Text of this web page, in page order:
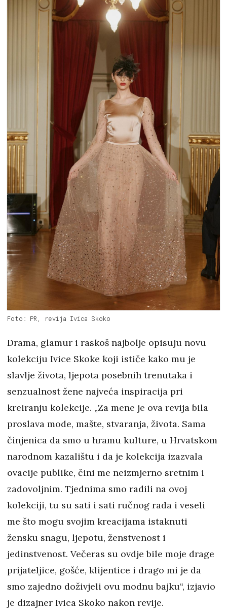
Foto: PR, revija Ivica Skoko
Drama, glamur i raskoš najbolje opisuju novu
kolekciju Ivice Skoke koji ističe kako mu je
slavlje života, ljepota posebnih trenutaka i
senzualnost žene najveća inspiracija pri
kreiranju kolekcije. „Za mene je ova revija bila
proslava mode, mašte, stvaranja, života. Sama
činjenica da smo u hramu kulture, u Hrvatskom
narodnom kazalištu i da je kolekcija izazvala
ovacije publike, čini me neizmjerno sretnim i
zadovoljnim. Tjednima smo radili na ovoj
kolekciji, tu su sati i sati ručnog rada i veseli
me što mogu svojim kreacijama istaknuti
žensku snagu, ljepotu, ženstvenost i
jedinstvenost. Večeras su ovdje bile moje drage
prijateljice, gošće, klijentice i drago mi je da
smo zajedno doživjeli ovu modnu bajku“, izjavio
je dizajner Ivica Skoko nakon revije.